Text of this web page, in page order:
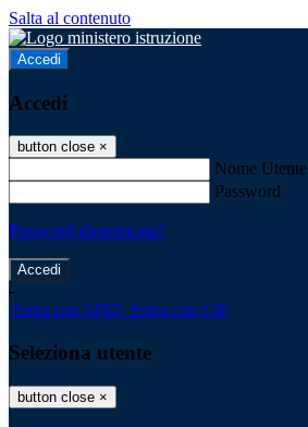
Salta al contenuto
Accedi
Accedi
button close ×
Nome Utente
Password
Password dimenticata?
-
Entra con SPID Entra con CIE
Seleziona utente
button close ×